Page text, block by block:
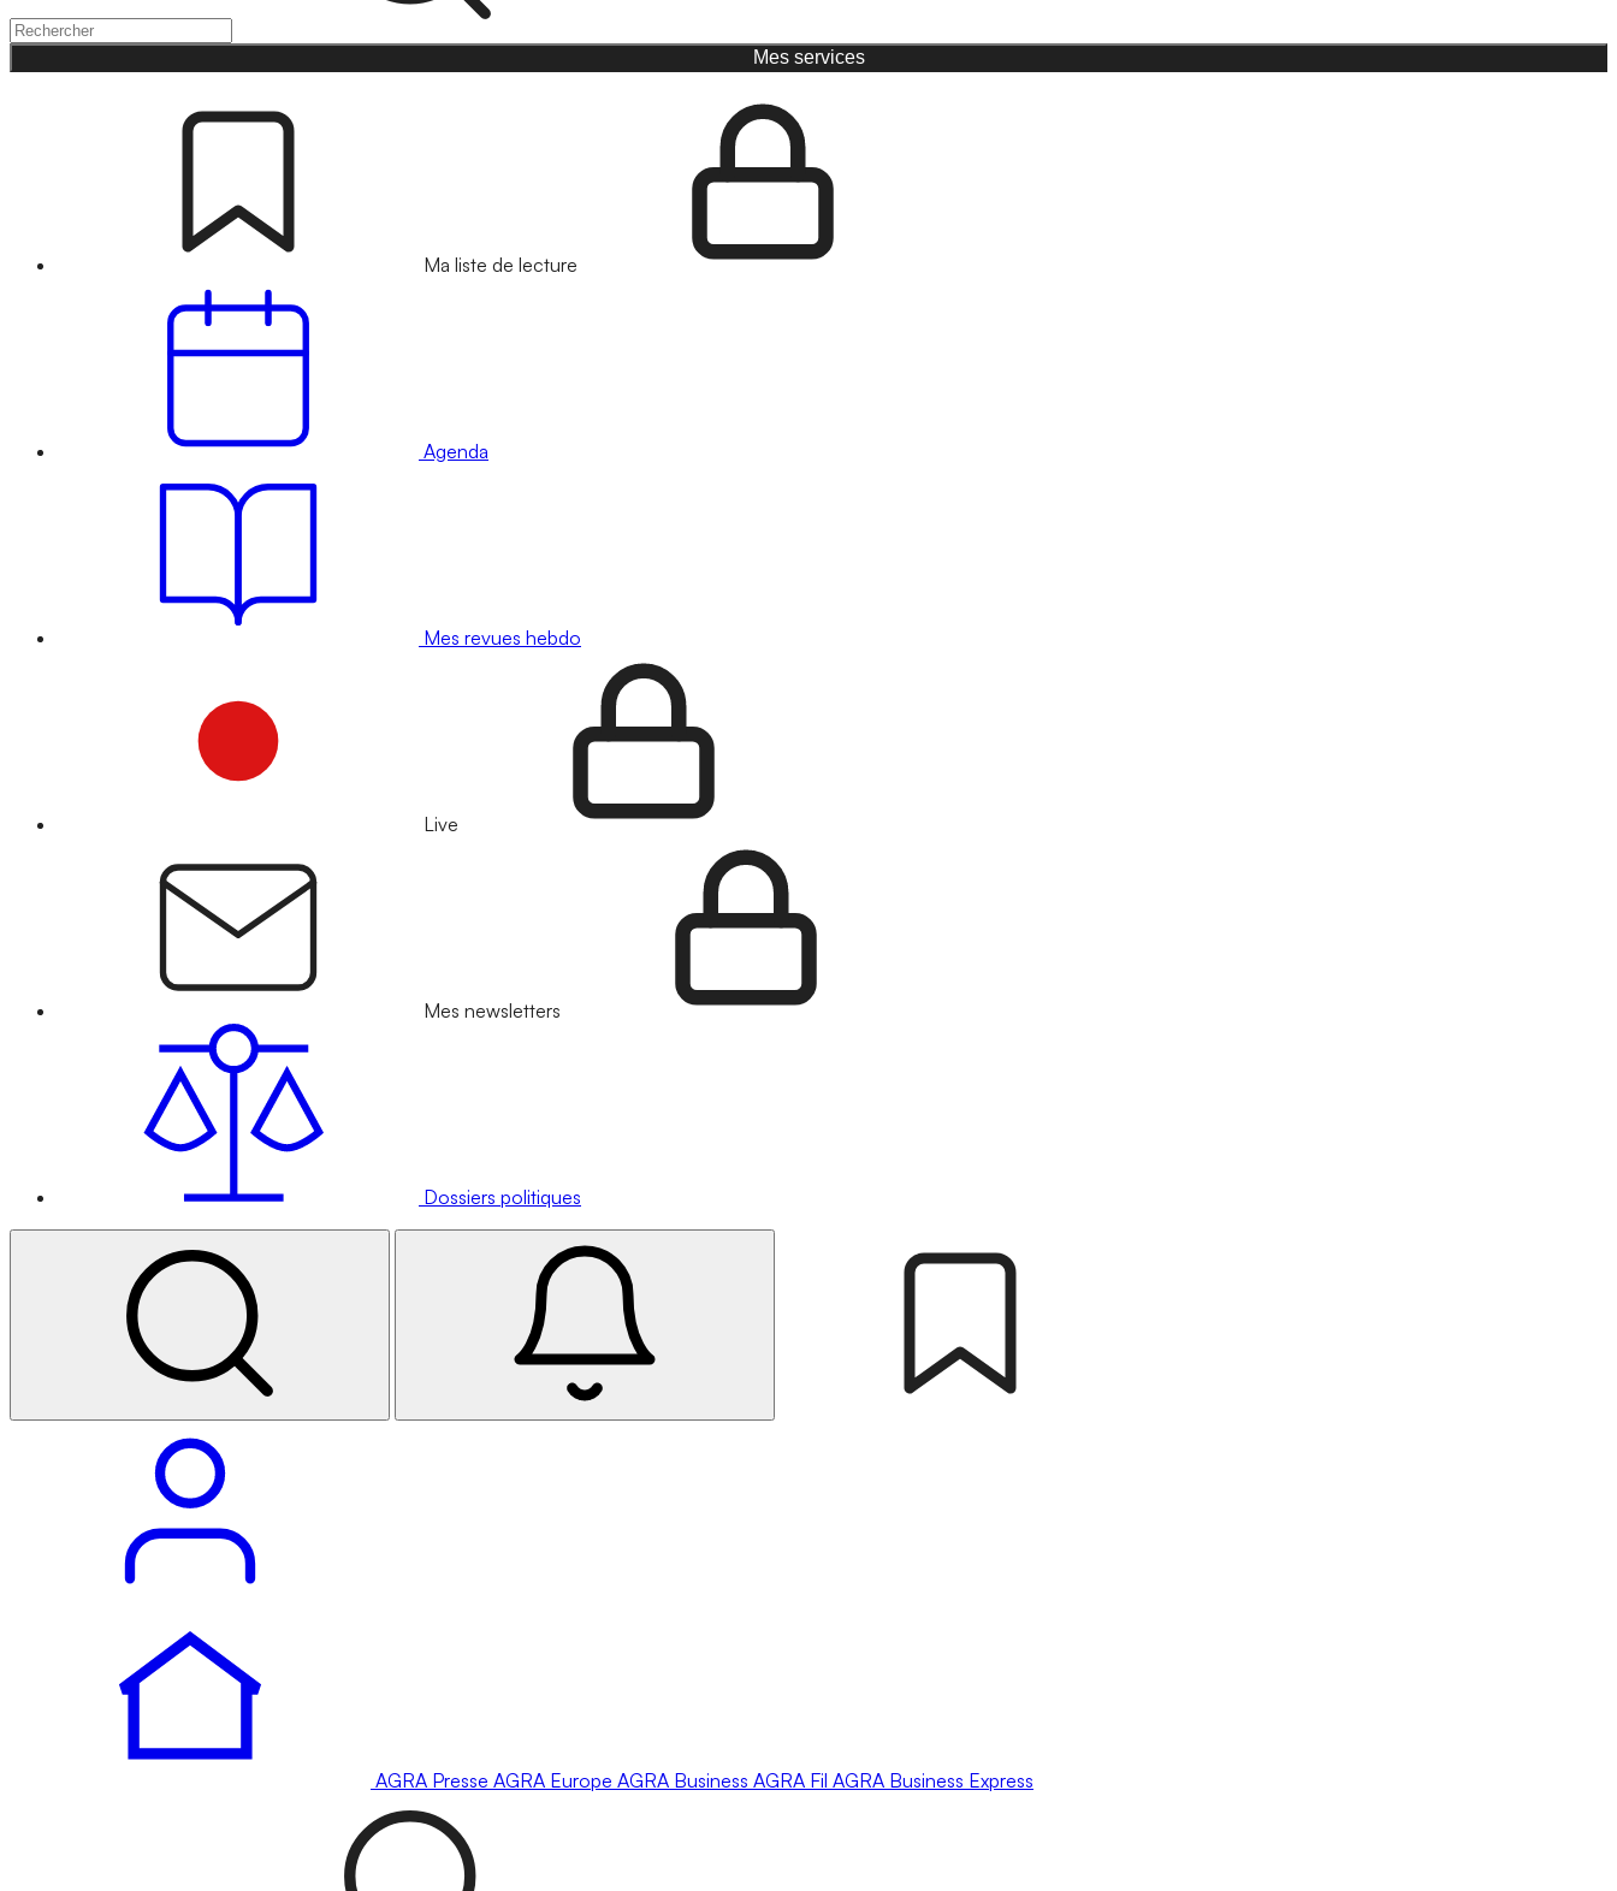
Mes services
Ma liste de lecture
Agenda
Mes revues hebdo
Live
Mes newsletters
Dossiers politiques
AGRA Presse AGRA Europe AGRA Business AGRA Fil AGRA Business Express